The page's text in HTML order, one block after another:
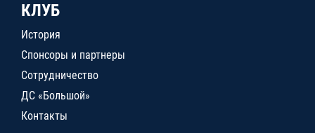
КЛУБ
История
Спонсоры и партнеры
Сотрудничество
ДС «Большой»
Контакты